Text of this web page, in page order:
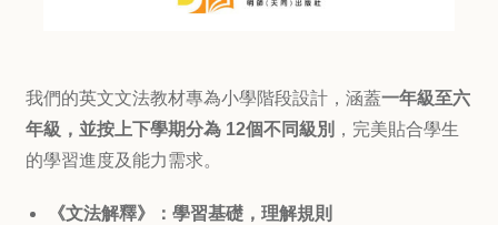
我們的英文文法教材專為小學階段設計，涵蓋一年級至六
年級 ，並按上下學期分為 12個不同級別 ，完美貼合學生
的學習進度及能力需求。
《文法解釋》：學習基礎，理解規則